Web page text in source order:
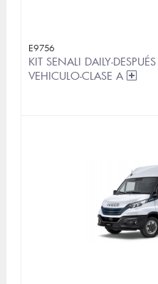
E9756
KIT SENALI DAILY-
VEHICULO-CLASE A